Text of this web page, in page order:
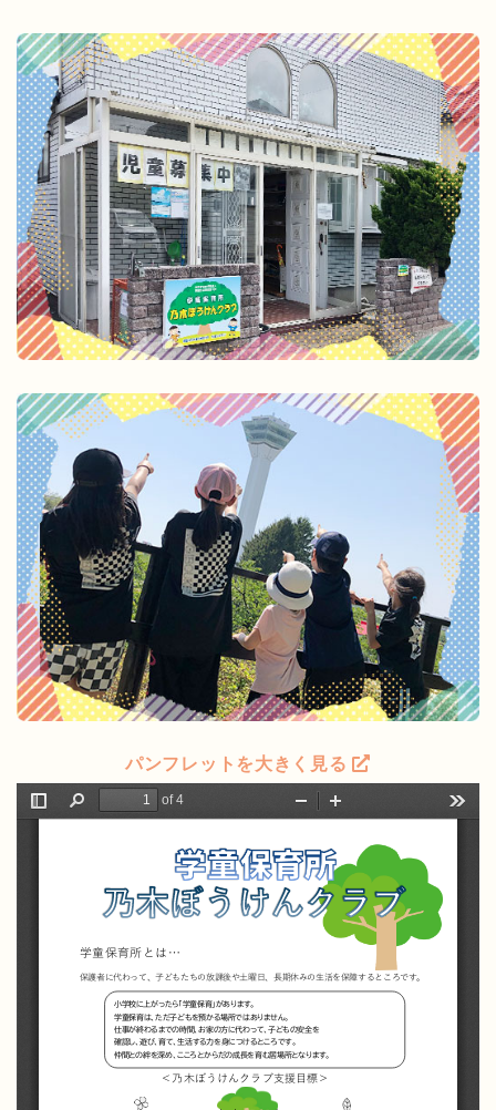
パンフレットを大きく見る